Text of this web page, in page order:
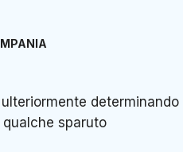
determinando
sparuto